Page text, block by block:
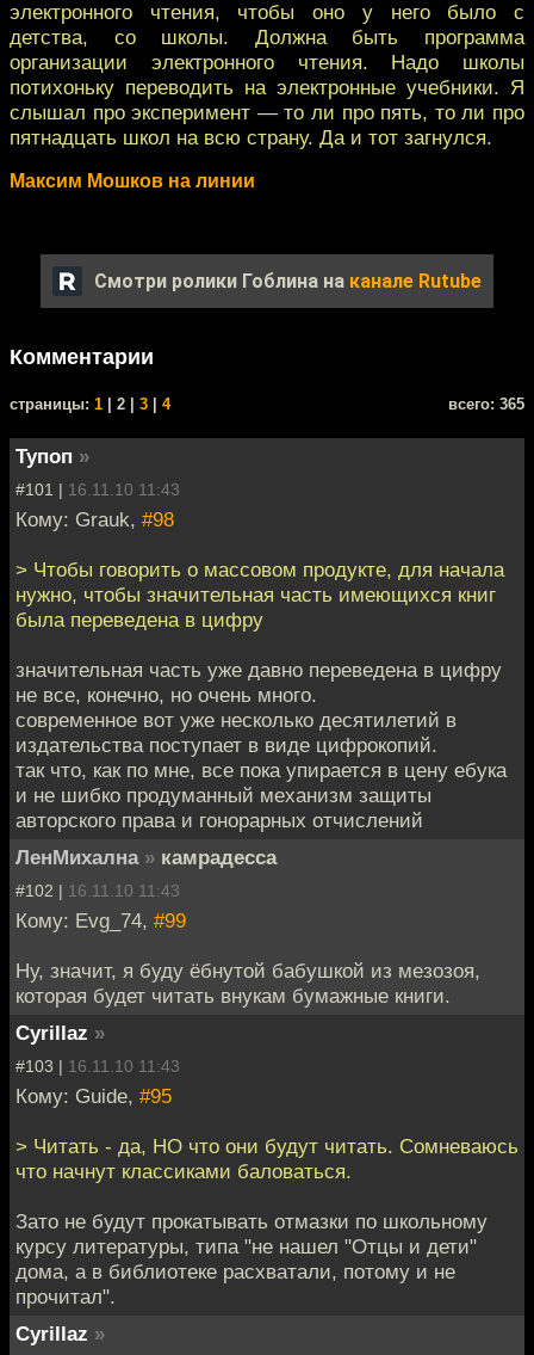
электронного чтения, чтобы оно у него было с
детства, со школы. Должна быть программа
организации электронного чтения. Надо школы
потихоньку переводить на электронные учебники. Я
слышал про эксперимент — то ли про пять, то ли про
пятнадцать школ на всю страну. Да и тот загнулся.
Максим Мошков на линии
Смотри ролики Гоблина на канале Rutube
Комментарии
cтраницы: 1 | 2 | 3 4 всего: 365
Тупоп »
#101 | 16.11.10 11:43
Кому: Grauk, #98
> Чтобы говорить о массовом продукте, для начала
нужно, чтобы значительная часть имеющихся книг
была переведена в цифру
значительная часть уже давно переведена в цифру
не все, конечно, но очень много.
современное вот уже несколько десятилетий в
издательства поступает в виде цифрокопий.
так что, как по мне, все пока упирается в цену ебука
и не шибко продуманный механизм защиты
авторского права и гонорарных отчислений
ЛенМихална » камрадесса
#102 | 16.11.10 11:43
Кому: Evg_74, #99
Ну, значит, я буду ёбнутой бабушкой из мезозоя,
которая будет читать внукам бумажные книги.
Cyrillaz »
#103 | 16.11.10 11:43
Кому: Guide, #95
> Читать - да, НО что они будут читать. Сомневаюсь
что начнут классиками баловаться.
Зато не будут прокатывать отмазки по школьному
курсу литературы, типа "не нашел "Отцы и дети"
дома, а в библиотеке расхватали, потому и не
прочитал".
Cyrillaz »